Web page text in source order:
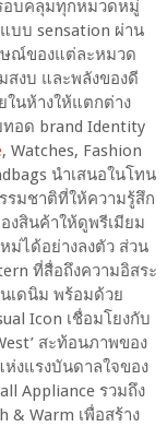
อบคลุมทุกหมวดหมู่
บบ sensation ผ่าน
ณ์ของแต่ละหมวด
สงบ และพลังของดี
ในห้างให้แตกต่าง
อด brand Identity
, Watches, Fashion
นำเสนอในโทน
รมชาติที่ให้ความรู้สึก
สินค้าให้ดูพรีเมียม
ม่ได้อย่างลงตัว ส่วน
ที่สื่อถึงความอิสระ
เดนิม พร้อมด้วย
Icon เชื่อมโยงกับ
สะท้อนภาพของ
งแรงบันดาลใจของ
Appliance รวมถึง
& Warm เพื่อสร้าง